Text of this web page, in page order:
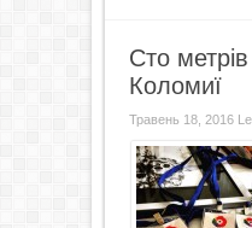
Сто
Коломиї
Травень 18, 2016